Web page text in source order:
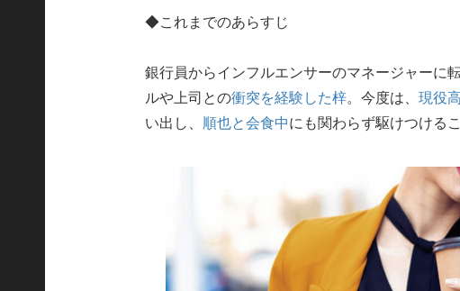
◆これまでのあらすじ
銀行員からインフルエンサーのマネージャーに
ルや上司との衝突を経験した梓。今度は、現役
い出し、 順也と会食中にも関わらず駆けつける